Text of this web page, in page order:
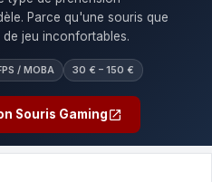
Parce qu'une souris que
jeu inconfortables.
/ MOBA 30 € – 150 €
Souris Gaming